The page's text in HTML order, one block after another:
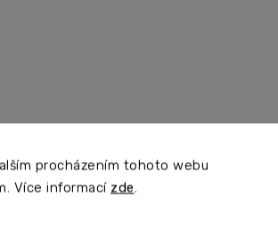
procházením tohoto webu
Více informací zde.